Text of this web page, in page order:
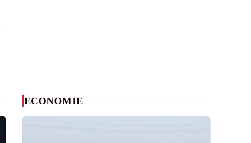
ECONOMIE